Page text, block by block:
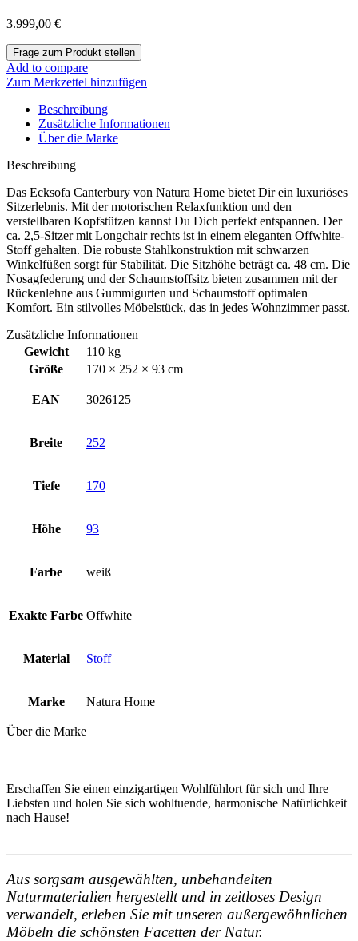
3.999,00 €
Add to compare
Zum Merkzettel hinzufügen
Beschreibung
Zusätzliche Informationen
Über die Marke
Beschreibung
Das Ecksofa Canterbury von Natura Home bietet Dir ein luxuriöses
Sitzerlebnis. Mit der motorischen Relaxfunktion und den
verstellbaren Kopfstützen kannst Du Dich perfekt entspannen. Der
ca. 2,5-Sitzer mit Longchair rechts ist in einem eleganten Offwhite-
Stoff gehalten. Die robuste Stahlkonstruktion mit schwarzen
Winkelfüßen sorgt für Stabilität. Die Sitzhöhe beträgt ca. 48 cm. Die
Nosagfederung und der Schaumstoffsitz bieten zusammen mit der
Rückenlehne aus Gummigurten und Schaumstoff optimalen
Komfort. Ein stilvolles Möbelstück, das in jedes Wohnzimmer passt.
Zusätzliche Informationen
Gewicht
110 kg
Größe
170 × 252 × 93 cm
EAN 3026125
Breite 252
Tiefe 170
Höhe 93
Farbe weiß
Exakte Farbe Offwhite
Material Stoff
Marke Natura Home
Über die Marke
Erschaffen Sie einen einzigartigen Wohlfühlort für sich und Ihre
Liebsten und holen Sie sich wohltuende, harmonische Natürlichkeit
nach Hause!
Aus sorgsam ausgewählten, unbehandelten
Naturmaterialien hergestellt und in zeitloses Design
verwandelt, erleben Sie mit unseren außergewöhnlichen
Möbeln die schönsten Facetten der Natur.